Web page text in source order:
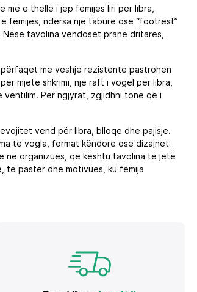
më e thellë i jep fëmijës liri për libra,
fëmijës, ndërsa një tabure ose “footrest”
tavolina vendoset pranë dritares,
me veshje rezistente pastrohen
mjete shkrimi, një raft i vogël për libra,
ventilim. Për ngjyrat, zgjidhni tone që i
vend për libra, blloqe dhe pajisje.
të vogla, format këndore ose dizajnet
në organizues, që kështu tavolina të jetë
të pastër dhe motivues, ku fëmija